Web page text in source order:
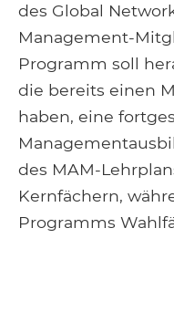
des Global
Management-
Programm soll
die bereits einen
haben, eine
des MAM-
Kernfächern,
Programms